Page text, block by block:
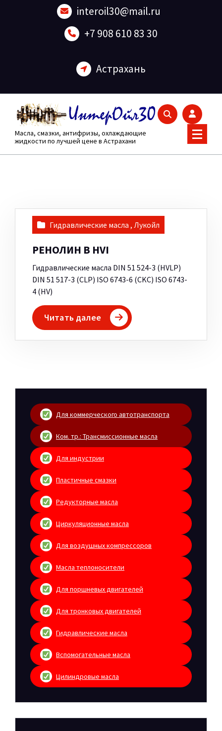
interoil30@mail.ru
+7 908 610 83 30
Астрахань
Масла, смазки, антифризы, охлаждающие
жидкости по лучшей цене в Астрахани
Гидравлические масла , Лукойл
РЕНОЛИН B HVI
Гидравлические масла DIN 51 524-3 (HVLP)
DIN 51 517-3 (CLP) ISO 6743-6 (CKC) ISO 6743-
4 (HV)
Читать далее
Для коммерческого автотранспорта
Ком. тр.: Трансмиссионные масла
Для индустрии
Пластичные смазки
Редукторные масла
Циркуляционные масла
Для воздушных компрессоров
Масла теплоносители
Для поршневых двигателей
Для тронковых двигателей
Гидравлические масла
Вспомогательные масла
Цилиндровые масла